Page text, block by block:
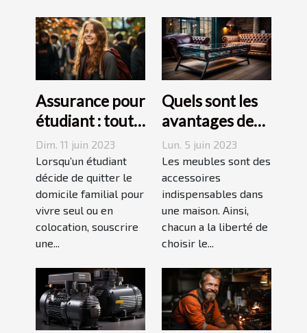
Assurance pour
étudiant : tout
ce qu’il faut
savoir avant de
choisir
Dim. 11 juin 2023
Lorsqu’un étudiant
décide de quitter le
domicile familial pour
vivre seul ou en
colocation, souscrire
une...
Quels sont les
avantages des
tables basses
industrielles ?
Lun. 5 juin 2023
Les meubles sont des
accessoires
indispensables dans
une maison. Ainsi,
chacun a la liberté de
choisir le...